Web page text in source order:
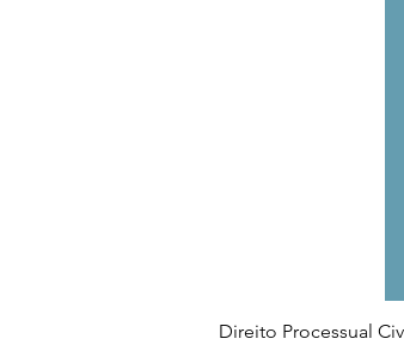
Direito Processual